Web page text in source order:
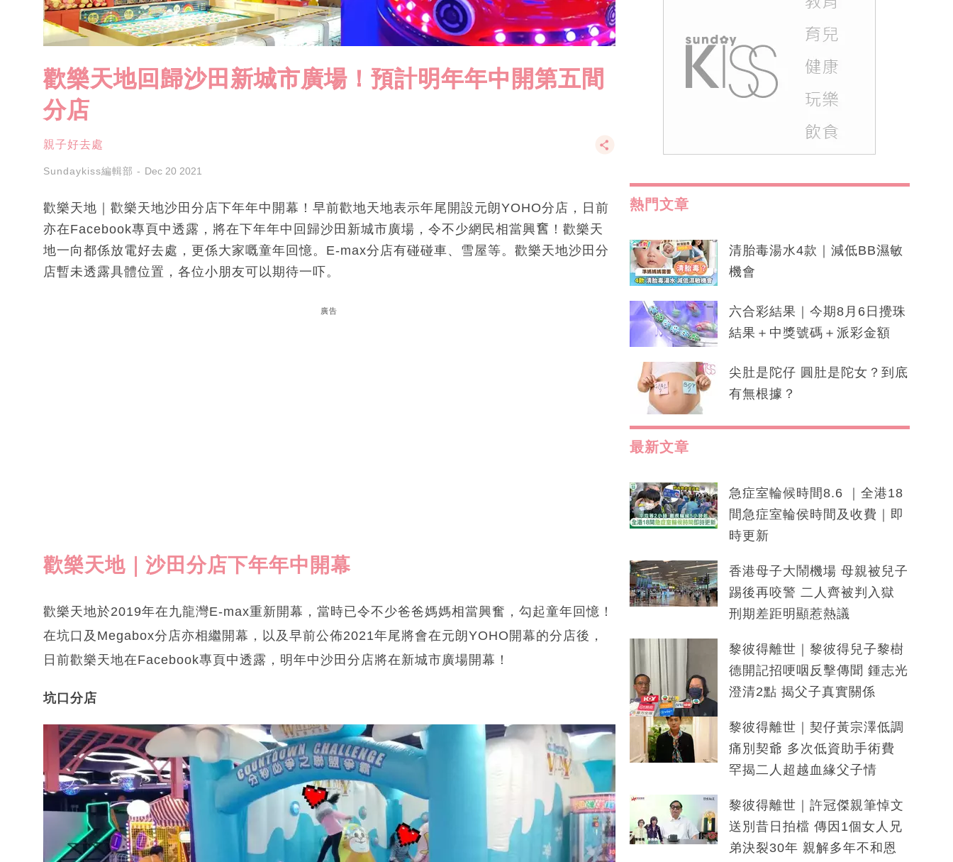
歡樂天地回歸沙田新城市廣場！預計明年年中開第五間
分店
親子好去處
Sundaykiss編輯部 Dec 20 2021
歡樂天地｜歡樂天地沙田分店下年年中開幕！早前歡地天地表示年尾開設元朗YOHO分店，日前
亦在Facebook專頁中透露，將在下年年中回歸沙田新城市廣場，令不少網民相當興𡚒！歡樂天
地一向都係放電好去處，更係大家嘅童年回憶。E-max分店有碰碰車、雪屋等。歡樂天地沙田分
店暫未透露具體位置，各位小朋友可以期待一吓。
廣告
歡樂天地｜沙田分店下年年中開幕
歡樂天地於2019年在九龍灣E-max重新開幕，當時已令不少爸爸媽媽相當興奮，勾起童年回憶！
在坑口及Megabox分店亦相繼開幕，以及早前公佈2021年尾將會在元朗YOHO開幕的分店後，
日前歡樂天地在Facebook專頁中透露，明年中沙田分店將在新城市廣場開幕！
坑口分店
熱門文章
清胎毒湯水4款｜減低BB濕敏
機會
六合彩結果｜今期8月6日攪珠
結果＋中獎號碼＋派彩金額
尖肚是陀仔 圓肚是陀女？到底
有無根據？
最新文章
急症室輪候時間8.6 ｜全港18
間急症室輪侯時間及收費｜即
時更新
香港母子大鬧機場 母親被兒子
踢後再咬警 二人齊被判入獄
刑期差距明顯惹熱議
黎彼得離世｜黎彼得兒子黎樹
德開記招哽咽反擊傳聞 鍾志光
澄清2點 揭父子真實關係
黎彼得離世｜契仔黃宗澤低調
痛別契爺 多次低資助手術費
罕揭二人超越血緣父子情
黎彼得離世｜許冠傑親筆悼文
送別昔日拍檔 傳因1個女人兄
弟決裂30年 親解多年不和恩